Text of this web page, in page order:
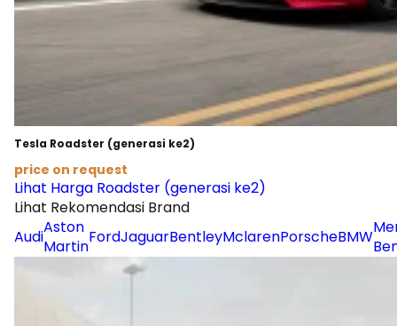
Tesla Roadster (generasi ke2)
price on request
Lihat Harga Roadster (generasi ke2)
Lihat Rekomendasi Brand
AudiAston
MartinFordJaguarBentleyMclarenPorscheBMW